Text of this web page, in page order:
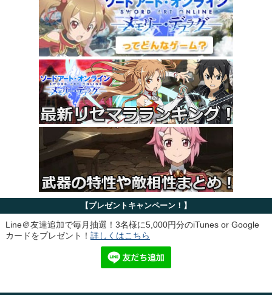
【プレゼントキャンペーン！】
Line＠友達追加で毎月抽選！3名様に5,000円分のiTunes or Google
カードをプレゼント！ 詳しくはこちら